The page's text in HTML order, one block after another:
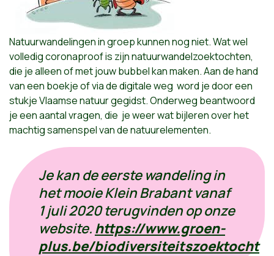
Natuurwandelingen in groep kunnen nog niet. Wat wel
volledig coronaproof is zijn natuurwandelzoektochten,
die je alleen of met jouw bubbel kan maken. Aan de hand
van een boekje of via de digitale weg word je door een
stukje Vlaamse natuur gegidst. Onderweg beantwoord
je een aantal vragen, die je weer wat bijleren over het
machtig samenspel van de natuurelementen.
Je kan de eerste wandeling in
het mooie Klein Brabant vanaf
1 juli 2020 terugvinden op onze
website. https://www.groen-
plus.be/biodiversiteitszoektocht